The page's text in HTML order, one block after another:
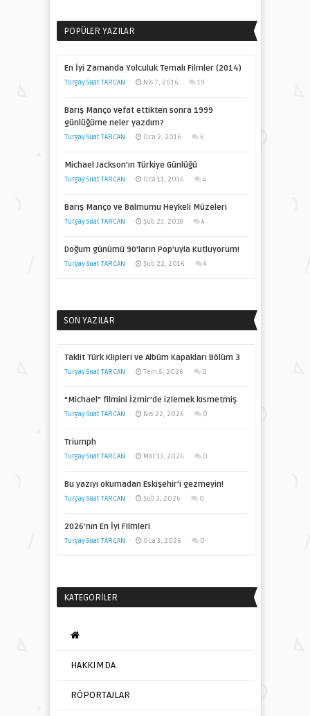
POPÜLER YAZILAR
En İyi Zamanda Yolculuk Temalı Filmler (2014)
Turgay Suat TARCAN Nis 7, 2016 19
Barış Manço vefat ettikten sonra 1999
günlüğüme neler yazdım?
Turgay Suat TARCAN Oca 2, 2016 6
Michael Jackson’ın Türkiye Günlüğü
Turgay Suat TARCAN Oca 11, 2016 4
Barış Manço ve Balmumu Heykeli Müzeleri
Turgay Suat TARCAN Şub 23, 2018 4
Doğum günümü 90’ların Pop’uyla Kutluyorum!
Turgay Suat TARCAN Şub 22, 2016 4
SON YAZILAR
Taklit Türk Klipleri ve Albüm Kapakları Bölüm 3
Turgay Suat TARCAN Tem 5, 2026 0
“Michael” filmini İzmir’de izlemek kısmetmiş
Turgay Suat TARCAN Nis 22, 2026 0
Triumph
Turgay Suat TARCAN Mar 13, 2026 0
Bu yazıyı okumadan Eskişehir’i gezmeyin!
Turgay Suat TARCAN Şub 3, 2026 0
2026’nın En İyi Filmleri
Turgay Suat TARCAN Oca 3, 2026 0
KATEGORILER
HAKKIMDA
RÖPORTAJLAR